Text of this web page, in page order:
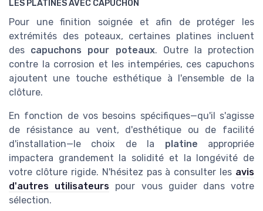
LES PLATINES AVEC CAPUCHON
Pour une finition soignée et afin de protéger les
extrémités des poteaux, certaines platines incluent
des capuchons pour poteaux. Outre la protection
contre la corrosion et les intempéries, ces capuchons
ajoutent une touche esthétique à l'ensemble de la
clôture.
En fonction de vos besoins spécifiques—qu'il s'agisse
de résistance au vent, d'esthétique ou de facilité
d'installation—le choix de la platine appropriée
impactera grandement la solidité et la longévité de
votre clôture rigide. N'hésitez pas à consulter les avis
d'autres utilisateurs pour vous guider dans votre
sélection.